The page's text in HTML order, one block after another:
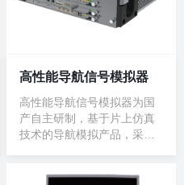
高性能导航信号模拟器
高性能导航信号模拟器为国
产自主研制，基于片上仿真
技术的导航模拟产品，采用